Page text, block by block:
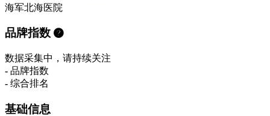
海军北海医院
品牌指数
数据采集中，请持续关注
- 品牌指数
- 综合排名
基础信息